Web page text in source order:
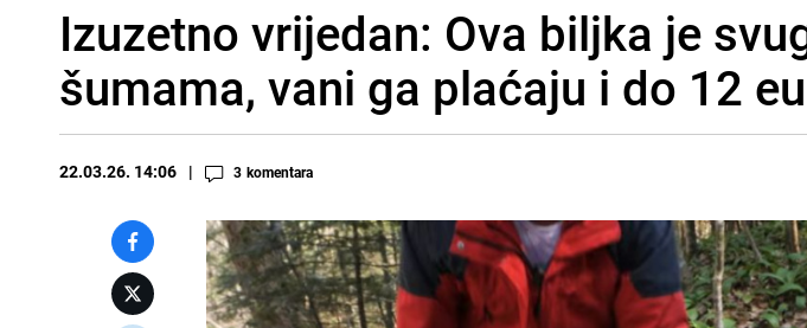
Izuzetno vrijedan: Ova biljka je
šumama, vani ga plaćaju i do 12
22.03.26. 14:06 3 komentara